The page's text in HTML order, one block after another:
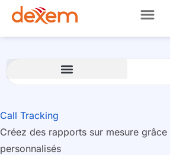
Call Tracking
Créez des rapports sur mesure
personnalisés